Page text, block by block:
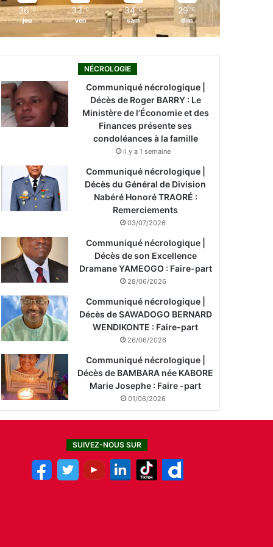
36 ℃
jeu
33 ℃
ven
34 ℃
sam
29 ℃
dim
NÉCROLOGIE
Communiqué nécrologique |
Décès de Roger BARRY : Le
Ministère de l’Économie et des
Finances présente ses
condoléances à la famille
il y a 1 semaine
Communiqué nécrologique |
Décès du Général de Division
Nabéré Honoré TRAORÉ :
Remerciements
03/07/2026
Communiqué nécrologique |
Décès de son Excellence
Dramane YAMEOGO : Faire-part
28/06/2026
Communiqué nécrologique |
Décès de SAWADOGO BERNARD
WENDIKONTE : Faire-part
26/06/2026
Communiqué nécrologique |
Décès de BAMBARA née KABORE
Marie Josephe : Faire -part
01/06/2026
SUIVEZ-NOUS SUR